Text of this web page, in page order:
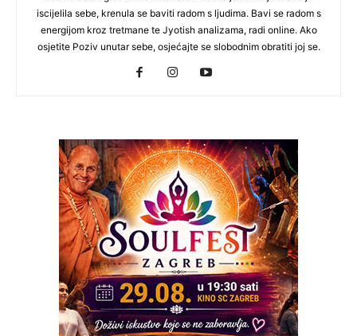
iscijelila sebe, krenula se baviti radom s ljudima. Bavi se radom s
energijom kroz tretmane te Jyotish analizama, radi online. Ako
osjetite Poziv unutar sebe, osjećajte se slobodnim obratiti joj se.